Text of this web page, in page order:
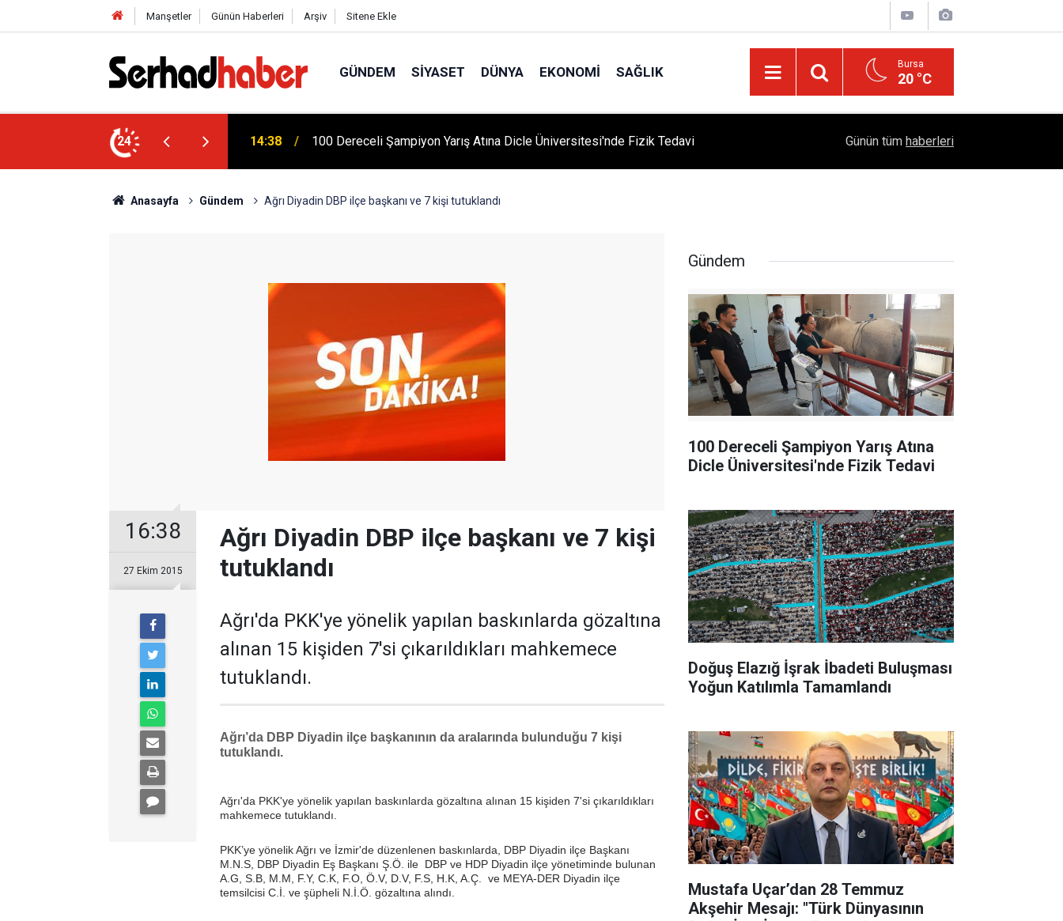
Manşetler Günün Haberleri Arşiv Sitene Ekle
GÜNDEM SIYASET DÜNYA EKONOMI SAĞLIK Bursa
20 °C
24
Dicle Üniversitesi'nde Fizik Tedavi 04:20
Türkiye'yi Değiştiren Lider Turgut Özal'ın Asıl Mesleği Ne? Şaşırtan
Mühendislik Hikayesi
"PROJE: 0011" Adımı
Günün tüm haberleri
Anasayfa Gündem Ağrı Diyadin DBP ilçe başkanı ve 7 kişi tutuklandı
16:38
27 Ekim 2015
Ağrı Diyadin DBP ilçe başkanı ve 7 kişi
tutuklandı
Ağrı'da PKK'ye yönelik yapılan baskınlarda gözaltına
alınan 15 kişiden 7'si çıkarıldıkları mahkemece
tutuklandı.
Ağrı’da DBP Diyadin ilçe başkanının da aralarında bulunduğu 7 kişi
tutuklandı.
Ağrı'da PKK'ye yönelik yapılan baskınlarda gözaltına alınan 15 kişiden 7'si çıkarıldıkları
mahkemece tutuklandı.
PKK’ye yönelik Ağrı ve İzmir'de düzenlenen baskınlarda, DBP Diyadin ilçe Başkanı
M.N.S, DBP Diyadin Eş Başkanı Ş.Ö. ile DBP ve HDP Diyadin ilçe yönetiminde bulunan
A.G, S.B, M.M, F.Y, C.K, F.O, Ö.V, D.V, F.S, H.K, A.Ç. ve MEYA-DER Diyadin ilçe
temsilcisi C.İ. ve şüpheli N.İ.Ö. gözaltına alındı.
Gündem
100 Dereceli Şampiyon Yarış Atına
Dicle Üniversitesi'nde Fizik Tedavi
Doğuş Elazığ İşrak İbadeti Buluşması
Yoğun Katılımla Tamamlandı
Mustafa Uçar’dan 28 Temmuz
Akşehir Mesajı: "Türk Dünyasının